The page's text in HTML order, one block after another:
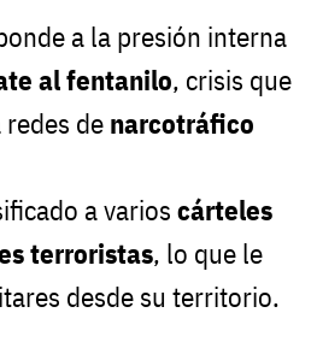
a la presión interna
al fentanilo, crisis que
de narcotráfico
a varios cárteles
terroristas, lo que le
desde su territorio.